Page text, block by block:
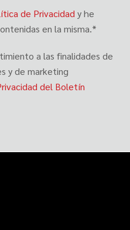
de Privacidad y he
en la misma.*
a las finalidades de
y de marketing
del Boletín